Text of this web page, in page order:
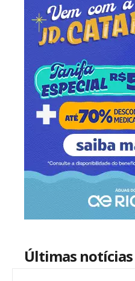
Últimas notícias